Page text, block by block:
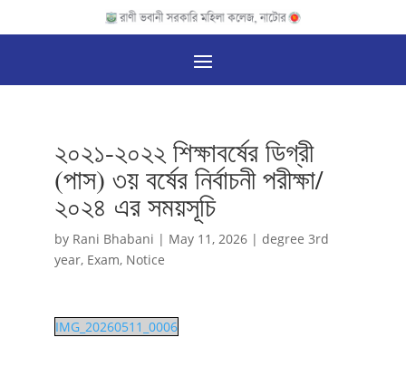
২০২১-২০২২ শিক্ষাবর্ষের ডিগ্রী
(পাস) ৩য় বর্ষের নির্বাচনী পরীক্ষা/
২০২৪ এর সময়সূচি
by Rani Bhabani | May 11, 2026| degree 3rd
year, Exam, Notice
IMG_20260511_0006